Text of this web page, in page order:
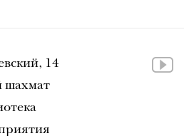
14
шахмат